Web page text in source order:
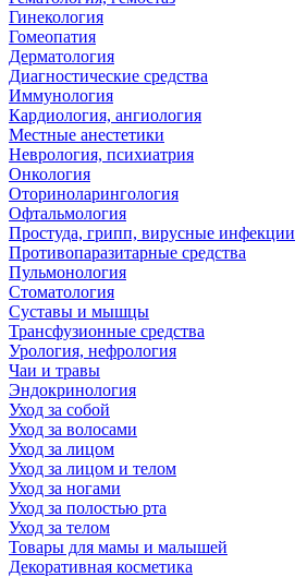
Гинекология
Гомеопатия
Дерматология
Диагностические средства
Иммунология
Кардиология, ангиология
Местные анестетики
Неврология, психиатрия
Онкология
Оториноларингология
Офтальмология
Простуда, грипп, вирусные инфекции
Противопаразитарные средства
Пульмонология
Стоматология
Суставы и мышцы
Трансфузионные средства
Урология, нефрология
Чаи и травы
Эндокринология
Уход за собой
Уход за волосами
Уход за лицом
Уход за лицом и телом
Уход за ногами
Уход за полостью рта
Уход за телом
Товары для мамы и малышей
Декоративная косметика